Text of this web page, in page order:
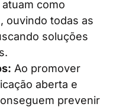
atuam como
ouvindo todas as
soluções
Ao promover
aberta e
prevenir